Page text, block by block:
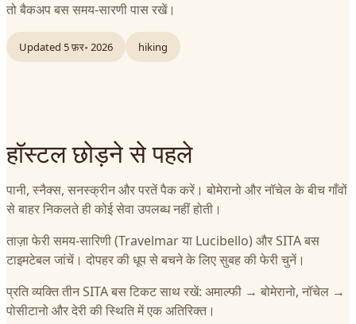
तो बैकअप बस समय-सारणी पास रखें।
Updated 5 फ़र॰ 2026 hiking
हॉस्टल छोड़ने से पहले
पानी, स्नैक्स, सनस्क्रीन और परतें पैक करें। बोमेरानो और नॉचेल के बीच गाँवों
से बाहर निकलते ही कोई सेवा उपलब्ध नहीं होती।
ताज़ा फेरी समय-सारिणी (Travelmar या Lucibello) और SITA बस
टाइमटेबल जांचें। दोपहर की धूप से बचने के लिए सुबह की फेरी चुनें।
प्रति व्यक्ति तीन SITA बस टिकट साथ रखें: अमाल्फी → बोमेरानो, नॉचेल →
पोसीटानो और देरी की स्थिति में एक अतिरिक्त।